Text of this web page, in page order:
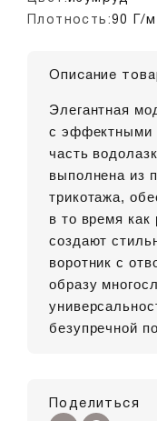
Плотность:90 Г/
Описание
Элегантная
с эффектными
часть
выполнена из
трикотажа,
в то время как
создают
воротник с
образу
безупречной
Поделиться